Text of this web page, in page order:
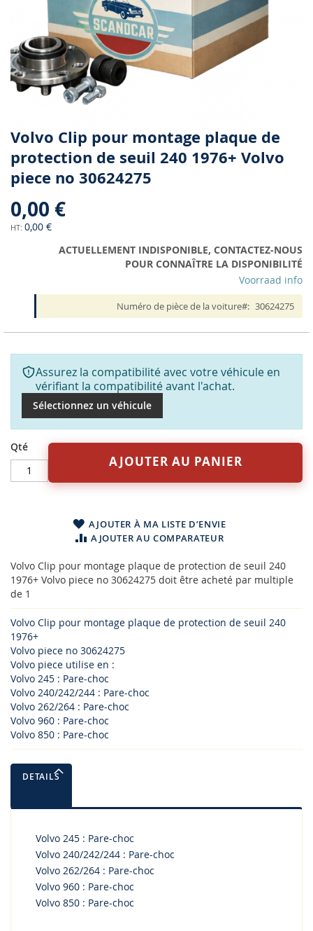
Skip
to
the
beginning
of
the
images
gallery
Volvo Clip pour montage plaque de
protection de seuil 240 1976+ Volvo
piece no 30624275
0,00 €
0,00 €
ACTUELLEMENT INDISPONIBLE, CONTACTEZ-NOUS
POUR CONNAÎTRE LA DISPONIBILITÉ
Voorraad info
Numéro de pièce de la voiture 30624275
Assurez la compatibilité avec votre véhicule en
vérifiant la compatibilité avant l'achat.
Sélectionnez un véhicule
Qté
AJOUTER AU PANIER
AJOUTER À MA LISTE D’ENVIE
AJOUTER AU COMPARATEUR
Volvo Clip pour montage plaque de protection de seuil 240
1976+ Volvo piece no 30624275 doit être acheté par multiple
de 1
Volvo Clip pour montage plaque de protection de seuil 240
1976+
Volvo piece no 30624275
Volvo piece utilise en :
Volvo 245 : Pare-choc
Volvo 240/242/244 : Pare-choc
Volvo 262/264 : Pare-choc
Volvo 960 : Pare-choc
Volvo 850 : Pare-choc
DETAILS
Volvo 245 : Pare-choc
Volvo 240/242/244 : Pare-choc
Volvo 262/264 : Pare-choc
Volvo 960 : Pare-choc
Volvo 850 : Pare-choc